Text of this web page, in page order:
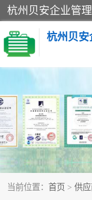
杭州贝安
当前位置： 首页 > 供
CE认证
SA认证
OHSAS18001认
45001认证